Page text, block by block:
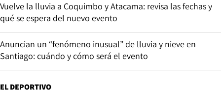
Vuelve la lluvia a Coquimbo y Atacama: revisa las fechas y
qué se espera del nuevo evento
Anuncian un “fenómeno inusual” de lluvia y nieve en
Santiago: cuándo y cómo será el evento
EL DEPORTIVO